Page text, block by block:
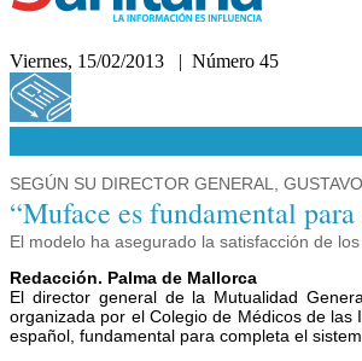
Viernes, 15/02/2013 | Número 45
SEGÚN SU DIRECTOR GENERAL,
“Muface es fundamental
El modelo ha asegurado la satisfacción de
Redacción. Palma de Mallorca
El director general de la Mutualidad
organizada por el Colegio de Médicos de
español, fundamental para completa el